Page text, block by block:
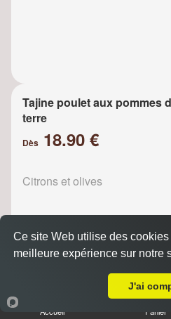
Tajine poulet aux pommes
terre
Dès 18.90 €
Citrons et olives
Tajine Poulet raisins
Accueil Panier
Ce site Web utilise des
meilleure expérience sur notre
J'ai